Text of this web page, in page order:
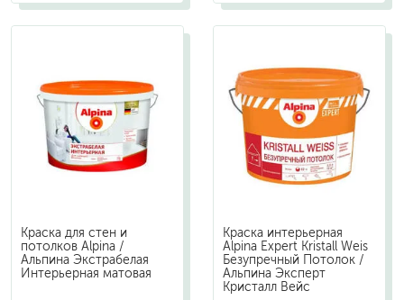
Краска для стен и
потолков Alpina /
Альпина Экстрабелая
Интерьерная матовая
Краска интерьерная
Alpina Expert Kristall Weis
Безупречный Потолок /
Альпина Эксперт
Кристалл Вейс